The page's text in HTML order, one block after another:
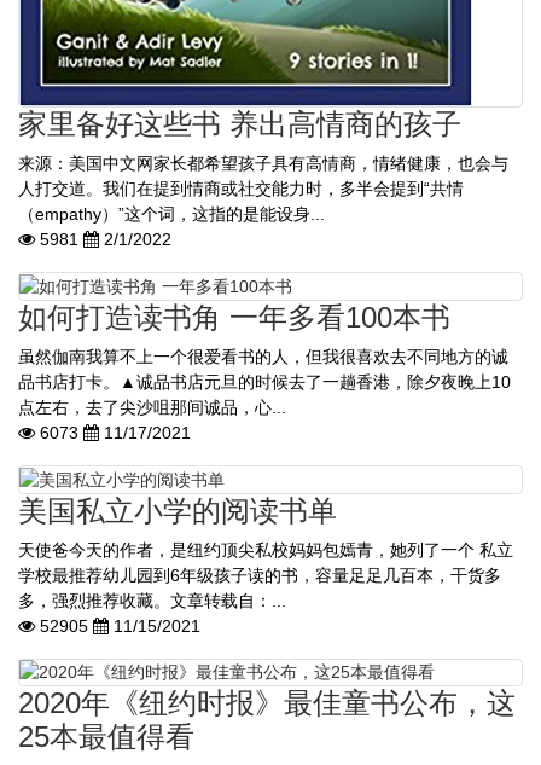
家里备好这些书 养出高情商的孩子
来源：美国中文网家长都希望孩子具有高情商，情绪健康，也会与
人打交道。我们在提到情商或社交能力时，多半会提到“共情
（empathy）”这个词，这指的是能设身...
5981
2/1/2022
如何打造读书角 一年多看100本书
虽然伽南我算不上一个很爱看书的人，但我很喜欢去不同地方的诚
品书店打卡。▲诚品书店元旦的时候去了一趟香港，除夕夜晚上10
点左右，去了尖沙咀那间诚品，心...
6073
11/17/2021
美国私立小学的阅读书单
天使爸今天的作者，是纽约顶尖私校妈妈包嫣青，她列了一个 私立
学校最推荐幼儿园到6年级孩子读的书，容量足足几百本，干货多
多，强烈推荐收藏。文章转载自：...
52905
11/15/2021
2020年《纽约时报》最佳童书公布，这
25本最值得看